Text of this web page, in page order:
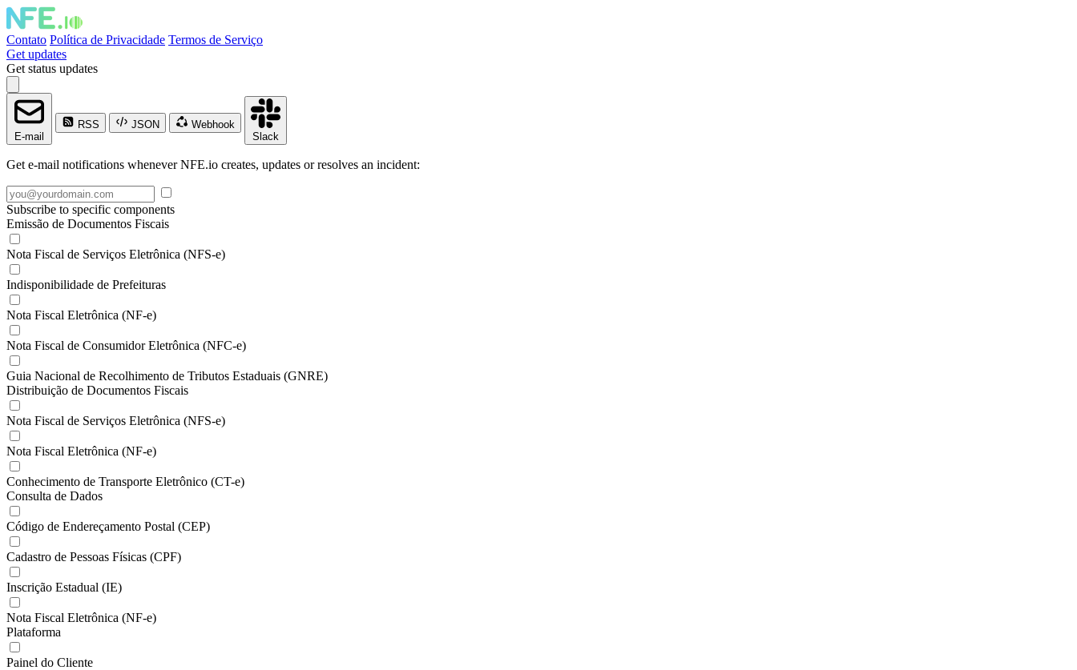
Contato Política de Privacidade Termos de Serviço
Get updates
Get status updates
E-mail
RSS JSON
Webhook
Slack
Get e-mail notifications whenever NFE.io creates, updates or resolves an incident:
Subscribe to specific components
Emissão de Documentos Fiscais
Nota Fiscal de Serviços Eletrônica (NFS-e)
Indisponibilidade de Prefeituras
Nota Fiscal Eletrônica (NF-e)
Nota Fiscal de Consumidor Eletrônica (NFC-e)
Guia Nacional de Recolhimento de Tributos Estaduais (GNRE)
Distribuição de Documentos Fiscais
Nota Fiscal de Serviços Eletrônica (NFS-e)
Nota Fiscal Eletrônica (NF-e)
Conhecimento de Transporte Eletrônico (CT-e)
Consulta de Dados
Código de Endereçamento Postal (CEP)
Cadastro de Pessoas Físicas (CPF)
Inscrição Estadual (IE)
Nota Fiscal Eletrônica (NF-e)
Plataforma
Painel do Cliente